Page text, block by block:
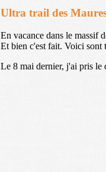
Ultra trail des
En vacance dans le massif
Et bien c'est fait. Voici sont
Le 8 mai dernier, j'ai pris le